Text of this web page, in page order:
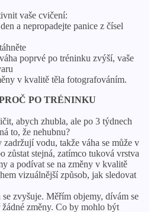
vaše cvičení:
a nepropadejte panice z čísel
poprvé po tréninku zvýší, vaše
v kvalitě těla fotografováním.
PO TRÉNINKU
abych zhubla, ale po 3 týdnech
to, že nehubnu?
vodu, takže váha se může v
zůstat stejná, zatímco tuková vrstva
a podívat se na změny v kvalitě
vizuálnější způsob, jak sledovat
zvyšuje. Měřím objemy, dívám se
změny. Co by mohlo být